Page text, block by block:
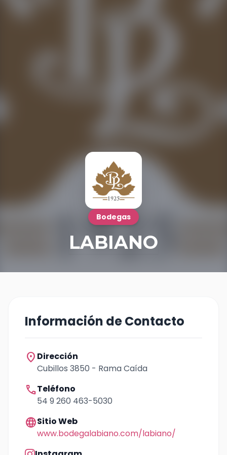
Bodegas
LABIANO
Información de Contacto
location_on Dirección
Cubillos 3850 - Rama Caída
callTeléfono
54 9 260 463-5030
languageSitio Web
www.bodegalabiano.com/labiano/